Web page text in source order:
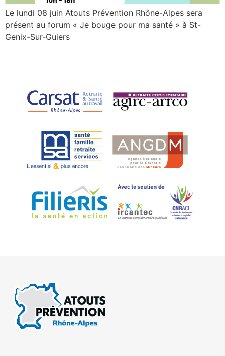
Le lundi 08 juin Atouts Prévention Rhône-Alpes sera
présent au forum « Je bouge pour ma santé » à St-
Genix-Sur-Guiers